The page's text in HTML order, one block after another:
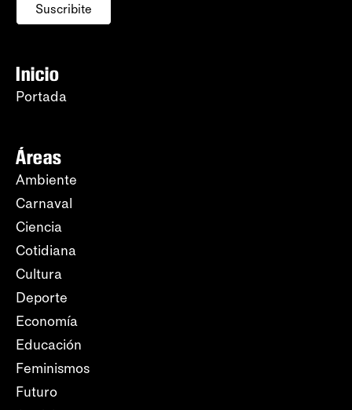
Suscribite
Inicio
Portada
Áreas
Ambiente
Carnaval
Ciencia
Cotidiana
Cultura
Deporte
Economía
Educación
Feminismos
Futuro